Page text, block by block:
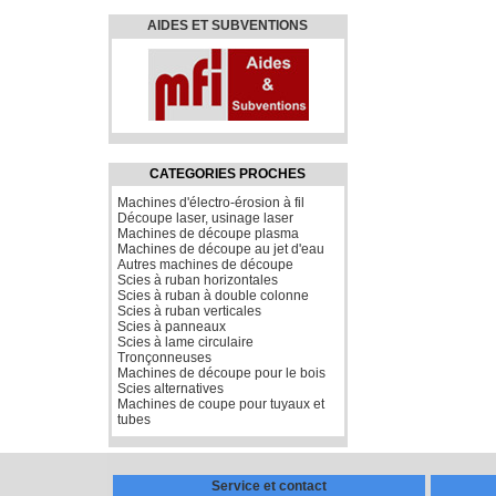
AIDES ET SUBVENTIONS
CATEGORIES PROCHES
Machines d'électro-érosion à fil
Découpe laser, usinage laser
Machines de découpe plasma
Machines de découpe au jet d'eau
Autres machines de découpe
Scies à ruban horizontales
Scies à ruban à double colonne
Scies à ruban verticales
Scies à panneaux
Scies à lame circulaire
Tronçonneuses
Machines de découpe pour le bois
Scies alternatives
Machines de coupe pour tuyaux et
tubes
Service et contact